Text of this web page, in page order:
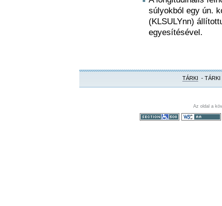
súlyokból egy ún.
(KLSULYnn)
egyesítésével.
TÁRKI - TÁRKI
Az oldal a